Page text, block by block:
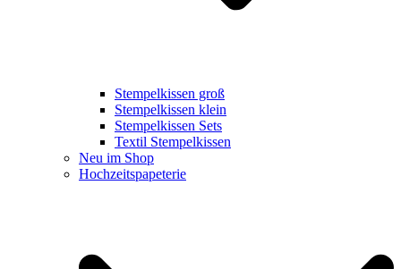
Stempelkissen groß
Stempelkissen klein
Stempelkissen Sets
Textil Stempelkissen
Neu im Shop
Hochzeitspapeterie